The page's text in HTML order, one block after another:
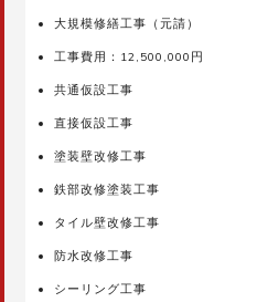
大規模修繕工事（元請）
工事費用：12,500,000円
共通仮設工事
直接仮設工事
塗装壁改修工事
鉄部改修塗装工事
タイル壁改修工事
防水改修工事
シーリング工事